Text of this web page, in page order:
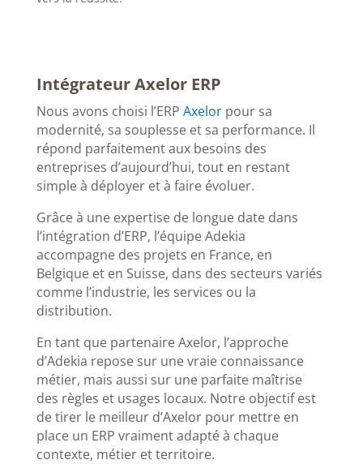
Intégrateur Axelor ERP
Nous avons choisi l’ERP Axelorpour sa
modernité, sa souplesse et sa performance. Il
répond parfaitement aux besoins des
entreprises d’aujourd’hui, tout en restant
simple à déployer et à faire évoluer.
Grâce à une expertise de longue date dans
l’intégration d’ERP, l’équipe Adekia
accompagne des projets en France, en
Belgique et en Suisse, dans des secteurs variés
comme l’industrie, les services ou la
distribution.
En tant que partenaire Axelor, l’approche
d’Adekia repose sur une vraie connaissance
métier, mais aussi sur une parfaite maîtrise
des règles et usages locaux. Notre objectif est
de tirer le meilleur d’Axelor pour mettre en
place un ERP vraiment adapté à chaque
contexte, métier et territoire.